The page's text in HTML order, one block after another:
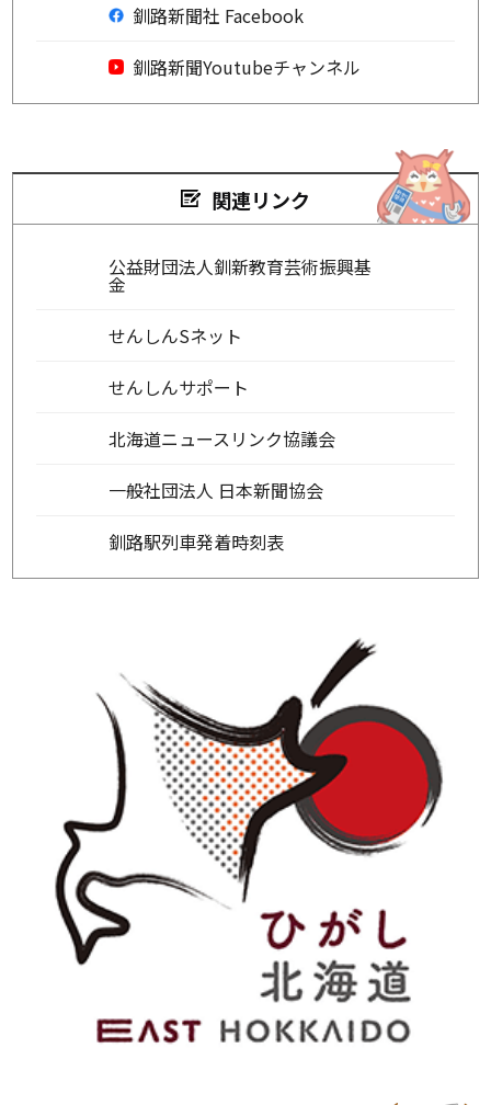
釧路新聞社 Facebook
釧路新聞Youtubeチャンネル
関連リンク
公益財団法人釧新教育芸術振興基
金
せんしんSネット
せんしんサポート
北海道ニュースリンク協議会
一般社団法人 日本新聞協会
釧路駅列車発着時刻表